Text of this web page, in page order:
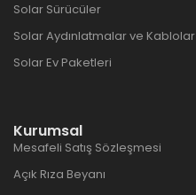
Solar Sürücüler
Solar Aydınlatmalar ve Kablolar
Solar Ev Paketleri
Kurumsal
Mesafeli Satış Sözleşmesi
Açık Rıza Beyanı